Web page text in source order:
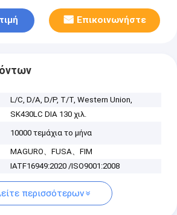
Επικοινωνήστε
L/C, D/A, D/P, T/T, Western Union,
SK430LC DIA 130 χιλ.
10000 τεμάχια το μήνα
MAGURO、FUSA、FIM
IATF16949:2020 /ISO9001:2008
περισσότερων